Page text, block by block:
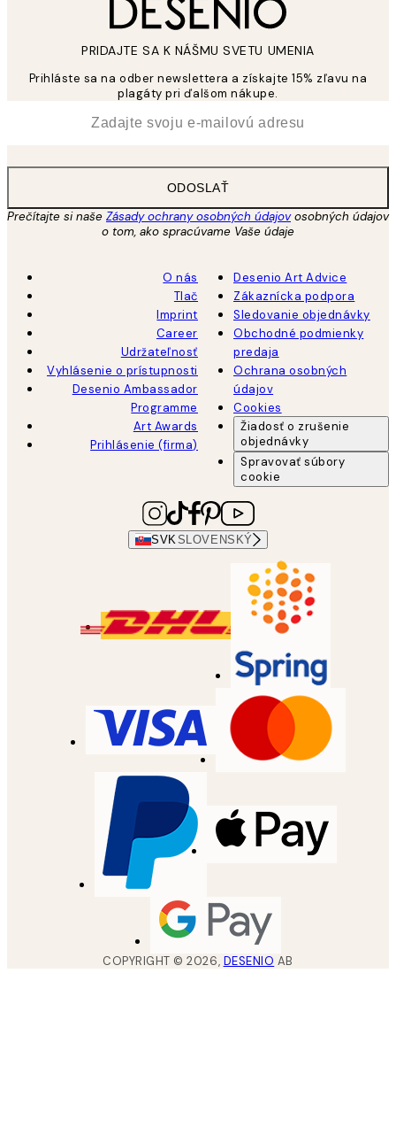
PRIDAJTE SA K NÁŠMU SVETU UMENIA
Prihláste sa na odber newslettera a získajte 15% zľavu na
plagáty pri ďalšom nákupe.
ODOSLAŤ
Prečítajte si naše Zásady ochrany osobných údajovosobných údajov
o tom, ako spracúvame Vaše údaje
O nás
Tlač
Imprint
Career
Udržateľnosť
Vyhlásenie o prístupnosti
Desenio Ambassador
Programme
Art Awards
Prihlásenie (firma)
Desenio Art Advice
Zákaznícka podpora
Sledovanie objednávky
Obchodné podmienky
predaja
Ochrana osobných
údajov
Cookies
Žiadosť o zrušenie
objednávky
Spravovať súbory
cookie
SVKSLOVENSKÝ
COPYRIGHT ©2026, DESENIO AB